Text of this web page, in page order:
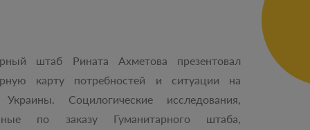
штаб Рината Ахметова презентовал
карту потребностей и ситуации на
Социлогические исследования,
по заказу Гуманитарного штаба,